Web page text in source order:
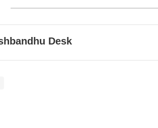
Desk